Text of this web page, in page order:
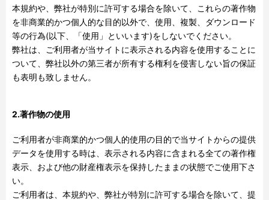
本規約や、弊社が特別に許可する場合を除いて、これらの著作物
を非商業的かつ個人的な目的以外で、使用、複製、ダウンロード
等の行為(以下、「使用」といいます)をしないでください。
弊社は、ご利用者が当サイトに表示される内容を使用することに
ついて、弊社以外の第三者が所有する権利を侵害しない旨の保証
も表明も致しません。
2.著作物の使用
ご利用者が非商業的かつ個人的使用の目的で当サイトからの提供
データを使用する時は、表示される内容に含まれる全ての著作権
表示、および他の財産権表示を保持したままの状態でご使用下さ
い。
ご利用者は、本規約や、弊社が特別に許可する場合を除いて、提